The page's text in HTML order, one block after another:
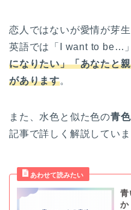
恋人ではないが愛情が芽
英語では「I want to be…
になりたい」「あなたと
があります。
また、水色と似た色の青
記事で詳しく解説していま
青
か